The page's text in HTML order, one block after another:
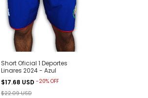
Short Oficial 1 Deportes
Linares 2024 - Azul
$17.68 USD -20% OFF
$22.09 USD